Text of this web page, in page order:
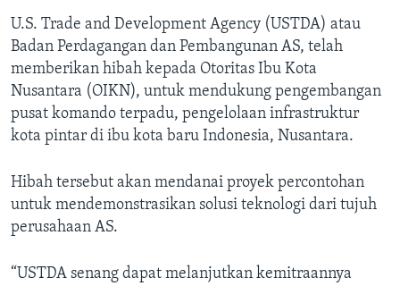
U.S. Trade and Development Agency (USTDA) atau
Badan Perdagangan dan Pembangunan AS, telah
memberikan hibah kepada Otoritas Ibu Kota
Nusantara (OIKN), untuk mendukung pengembangan
pusat komando terpadu, pengelolaan infrastruktur
kota pintar di ibu kota baru Indonesia, Nusantara.
Hibah tersebut akan mendanai proyek percontohan
untuk mendemonstrasikan solusi teknologi dari tujuh
perusahaan AS.
“USTDA senang dapat melanjutkan kemitraannya